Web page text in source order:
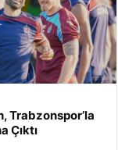
Trabzonspor’la
Çıktı